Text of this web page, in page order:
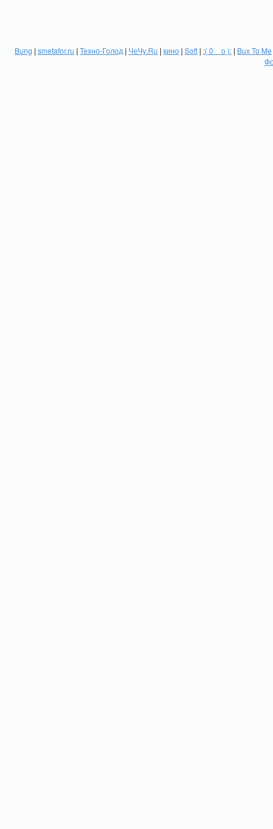
Bung | smetafor.ru | Техно-Голод | ЧеЧу.Ru | кино | Soft | :( 0 _ о ): | Bux To Me